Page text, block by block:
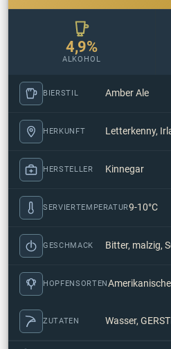
4,9%
ALKOHOL
BIERSTIL Amber Ale
HERKUNFT Letterkenny,
HERSTELLER Kinnegar
SERVIERTEMPERATUR9-10°C
GESCHMACK Bitter, malzig,
HOPFENSORTEN
ZUTATEN Wasser,